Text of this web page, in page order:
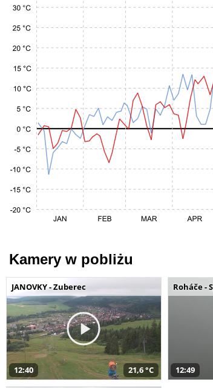
Kamery w pobliżu
JANOVKY - Zuberec
12:40 21,6 °C
Roháče -
12:49